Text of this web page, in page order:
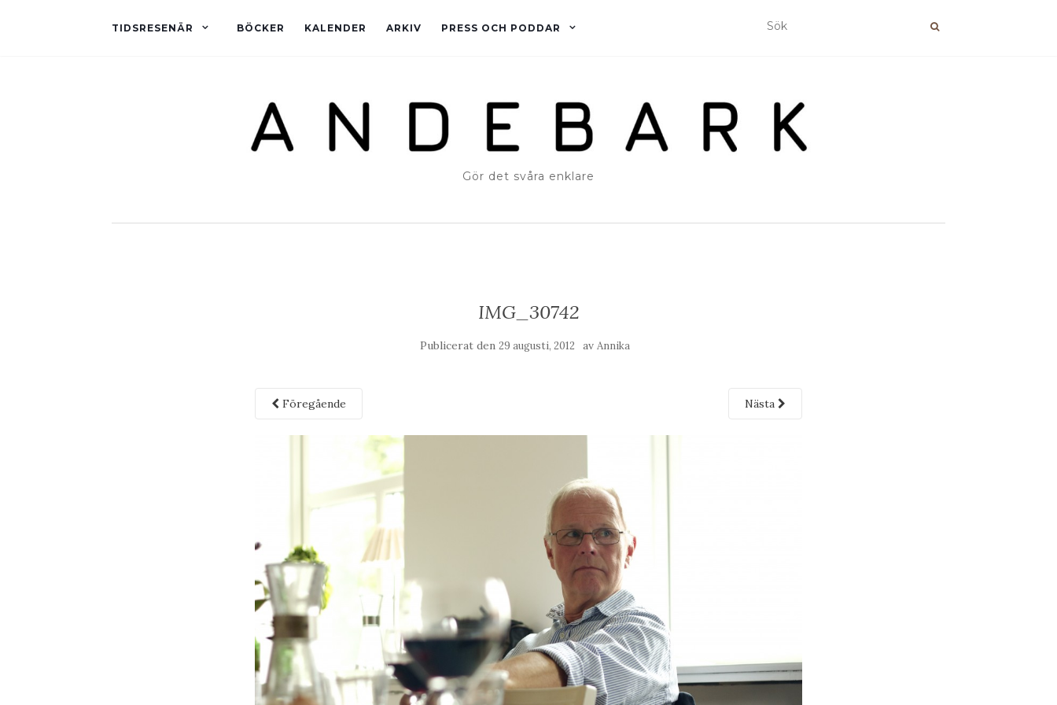
TIDSRESENÄR BÖCKER KALENDER ARKIV PRESS OCH PODDAR
Gör det svåra enklare
IMG_30742
Publicerat den 29 augusti, 2012 av Annika
Föregående Nästa